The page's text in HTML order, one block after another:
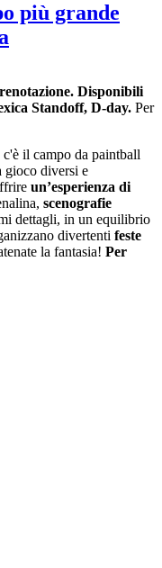
più grande
Disponibili
Standoff, D-day. Per
il campo da paintball
gioco diversi e
un’esperienza di
scenografie
dettagli, in un equilibrio
divertenti feste
la fantasia! Per